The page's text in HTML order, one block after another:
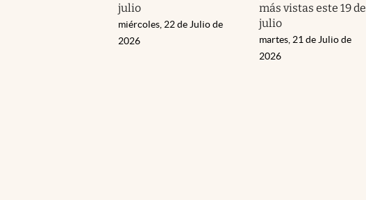
julio
miércoles, 22 de Julio de
2026
más vistas este 19 de
julio
martes, 21 de Julio de
2026